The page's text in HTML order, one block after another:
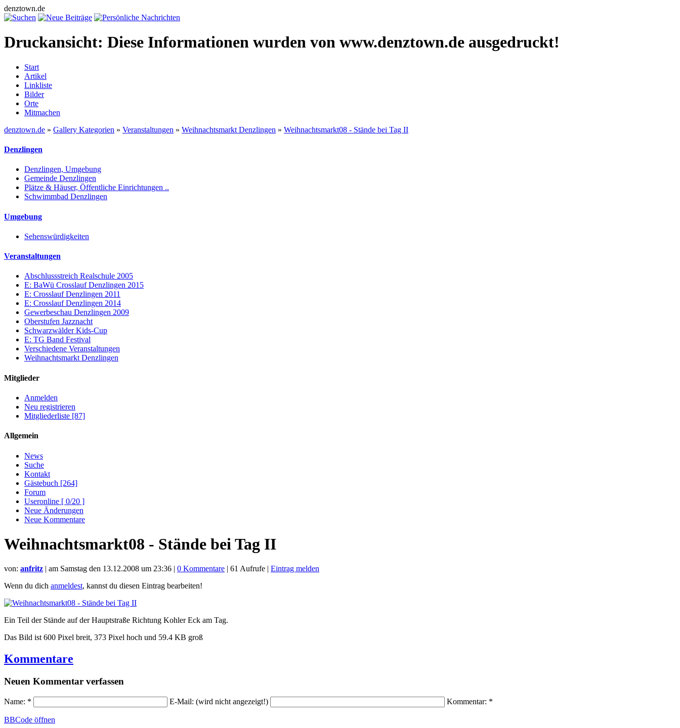
denztown.de
Druckansicht: Diese Informationen wurden von www.denztown.de ausgedruckt!
Start
Artikel
Linkliste
Bilder
Orte
Mitmachen
denztown.de » Gallery Kategorien » Veranstaltungen » Weihnachtsmarkt Denzlingen » Weihnachtsmarkt08 - Stände bei Tag II
Denzlingen
Denzlingen, Umgebung
Gemeinde Denzlingen
Plätze & Häuser, Öffentliche Einrichtungen ..
Schwimmbad Denzlingen
Umgebung
Sehenswürdigkeiten
Veranstaltungen
Abschlussstreich Realschule 2005
E: BaWü Crosslauf Denzlingen 2015
E: Crosslauf Denzlingen 2011
E: Crosslauf Denzlingen 2014
Gewerbeschau Denzlingen 2009
Oberstufen Jazznacht
Schwarzwälder Kids-Cup
E: TG Band Festival
Verschiedene Veranstaltungen
Weihnachtsmarkt Denzlingen
Mitglieder
Anmelden
Neu registrieren
Mitgliederliste [87]
Allgemein
News
Suche
Kontakt
Gästebuch [264]
Forum
Useronline [ 0/20 ]
Neue Änderungen
Neue Kommentare
Weihnachtsmarkt08 - Stände bei Tag II
von: anfritz | am Samstag den 13.12.2008 um 23:36 | 0 Kommentare | 61 Aufrufe | Eintrag melden
Wenn du dich anmeldest, kannst du diesen Eintrag bearbeiten!
Ein Teil der Stände auf der Hauptstraße Richtung Kohler Eck am Tag.
Das Bild ist 600 Pixel breit, 373 Pixel hoch und 59.4 KB groß
Kommentare
Neuen Kommentar verfassen
Name: * E-Mail: (wird nicht angezeigt!) Kommentar: *
BBCode öffnen